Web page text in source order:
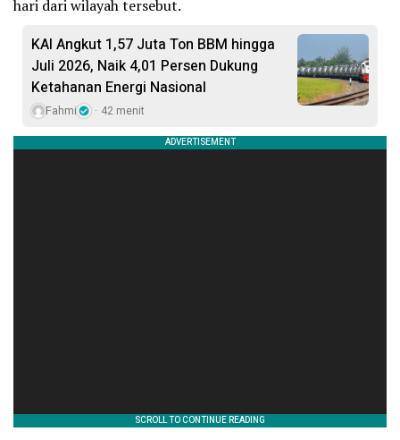
hari dari wilayah tersebut.
KAI Angkut 1,57 Juta Ton BBM hingga
Juli 2026, Naik 4,01 Persen Dukung
Ketahanan Energi Nasional
Fahmi 42 menit